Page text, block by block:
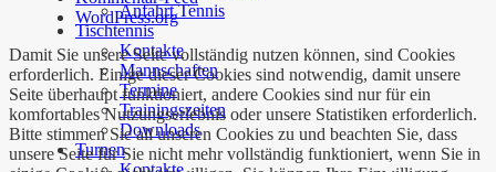
Anfahrt Tennis
Tischtennis
Kontakte
Mannschaften
Termine
Trainingszeiten
Downloads
Turnen
WordPress.org
Damit Sie unsere Seite vollständig nutzen können, sind Cookies
erforderlich. Einige dieser Cookies sind notwendig, damit unsere
Seite überhaupt funktioniert, andere Cookies sind nur für ein
komfortables Nutzungserlebnis oder unsere Statistiken erforderlich.
Bitte stimmen Sie all unseren Cookies zu und beachten Sie, dass
unsere Seite für Sie nicht mehr vollständig funktioniert, wenn Sie in